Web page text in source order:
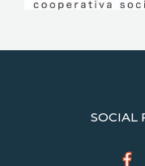
SOCIAL